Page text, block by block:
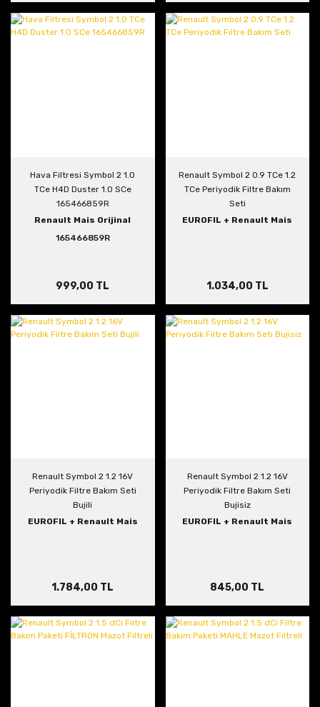
Hava Filtresi Symbol 2 1.0
TCe H4D Duster 1.0 SCe
165466859R
Renault Mais Orijinal
165466859R
999,00 TL
Renault Symbol 2 0.9 TCe 1.2
TCe Periyodik Filtre Bakım
Seti
EUROFIL + Renault Mais
1.034,00 TL
Renault Symbol 2 1.2 16V
Periyodik Filtre Bakım Seti
Bujili
EUROFIL + Renault Mais
1.784,00 TL
Renault Symbol 2 1.2 16V
Periyodik Filtre Bakım Seti
Bujisiz
EUROFIL + Renault Mais
845,00 TL